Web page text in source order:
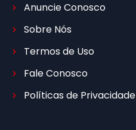
Anuncie Conosco
Sobre Nós
Termos de Uso
Fale Conosco
Políticas de Privacidade